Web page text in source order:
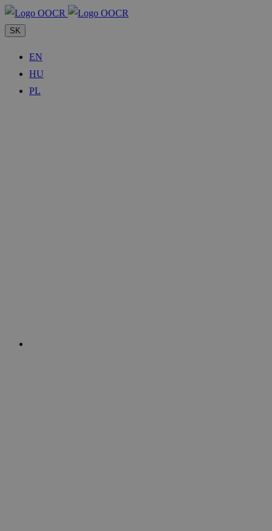
SK
EN
HU
PL